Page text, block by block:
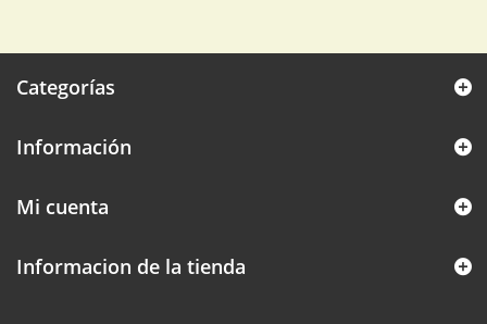
Categorías
Información
Mi cuenta
Informacion de la tienda